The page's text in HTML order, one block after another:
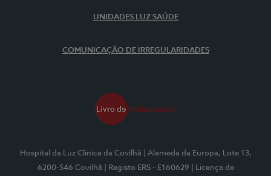
UNIDADES LUZ SAÚDE
COMUNICAÇÃO DE IRREGULARIDADES
Hospital da Luz Clínica da Covilhã
| Alameda da Europa, Lote 13,
6200-546 Covilhã
| Registo ERS - E160629
| Licença de